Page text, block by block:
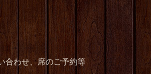
合わせ、席のご予約等